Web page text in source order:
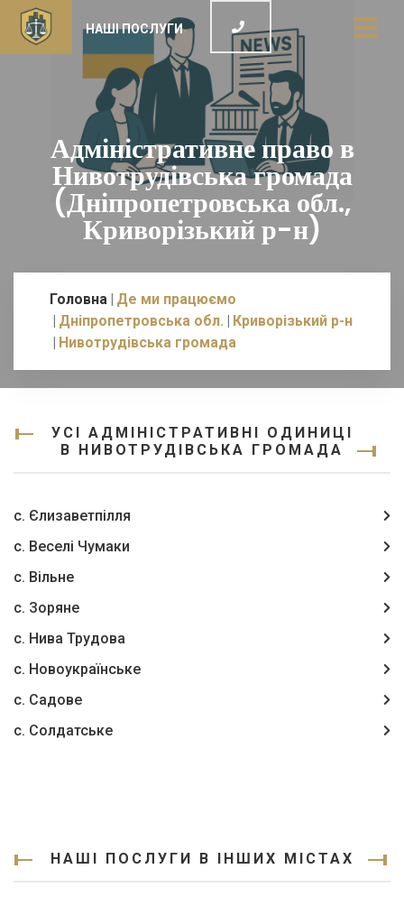
НАШІ ПОСЛУГИ
Адміністративне право в
Нивотрудівська громада
(Дніпропетровська обл.,
Криворізький р-н)
Головна Де ми працюємо
Дніпропетровська обл.
Криворізький р-н
Нивотрудівська громада
УСІ АДМІНІСТРАТИВНІ ОДИНИЦІ
В НИВОТРУДІВСЬКА ГРОМАДА
с. Єлизаветпілля
с. Веселі Чумаки
с. Вільне
с. Зоряне
с. Нива Трудова
с. Новоукраїнське
с. Садове
с. Солдатське
НАШІ ПОСЛУГИ В ІНШИХ МІСТАХ